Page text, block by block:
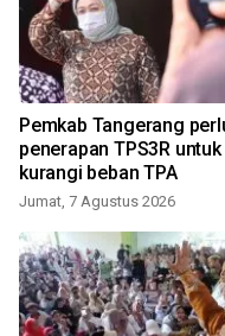
Pemkab Tangerang
penerapan TPS3R untuk
kurangi beban TPA
Jumat, 7 Agustus 2026